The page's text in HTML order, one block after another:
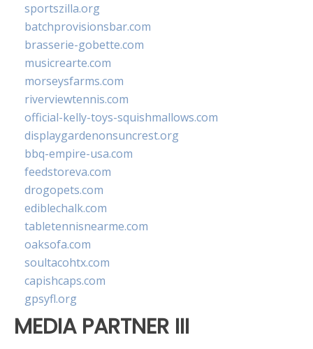
sportszilla.org
batchprovisionsbar.com
brasserie-gobette.com
musicrearte.com
morseysfarms.com
riverviewtennis.com
official-kelly-toys-squishmallows.com
displaygardenonsuncrest.org
bbq-empire-usa.com
feedstoreva.com
drogopets.com
ediblechalk.com
tabletennisnearme.com
oaksofa.com
soultacohtx.com
capishcaps.com
gpsyfl.org
MEDIA PARTNER III